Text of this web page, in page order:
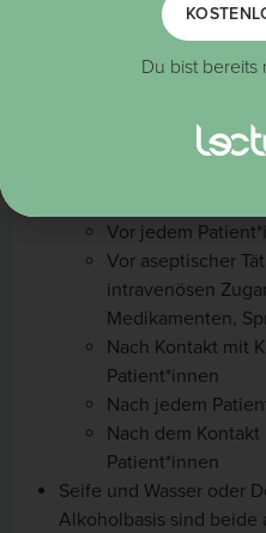
von der sterilen Technik, der
Vor jedem
Vor aseptischer
intravenösen
Medikamenten,
Nach Kontakt mit
Patient*innen
Nach jedem
Nach dem
Patient*innen
Seife und Wasser oder
Alkoholbasis sind beide
Du bist bereits